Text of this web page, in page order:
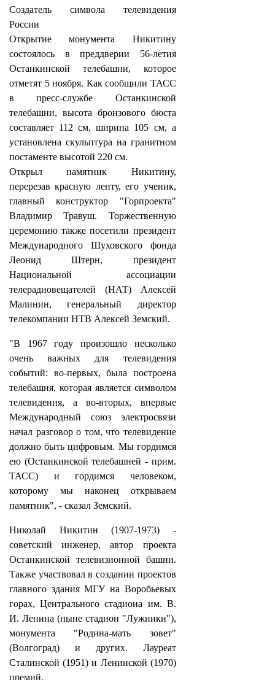
Создатель символа телевидения
России
Открытие монумента Никитину
состоялось в преддверии 56-летия
Останкинской телебашни, которое
отметят 5 ноября. Как сообщили ТАСС
в пресс-службе Останкинской
телебашни, высота бронзового бюста
составляет 112 см, ширина 105 см, а
установлена скульптура на гранитном
постаменте высотой 220 см.
Открыл памятник Никитину,
перерезав красную ленту, его ученик,
главный конструктор "Горпроекта"
Владимир Травуш. Торжественную
церемонию также посетили президент
Международного Шуховского фонда
Леонид Штерн, президент
Национальной ассоциации
телерадиовещателей (НАТ) Алексей
Малинин, генеральный директор
телекомпании НТВ Алексей Земский.
"В 1967 году произошло несколько
очень важных для телевидения
событий: во-первых, была построена
телебашня, которая является символом
телевидения, а во-вторых, впервые
Международный союз электросвязи
начал разговор о том, что телевидение
должно быть цифровым. Мы гордимся
ею (Останкинской телебашней - прим.
ТАСС) и гордимся человеком,
которому мы наконец открываем
памятник", - сказал Земский.
Николай Никитин (1907-1973) -
советский инженер, автор проекта
Останкинской телевизионной башни.
Также участвовал в создании проектов
главного здания МГУ на Воробьевых
горах, Центрального стадиона им. В.
И. Ленина (ныне стадион "Лужники"),
монумента "Родина-мать зовет"
(Волгоград) и других. Лауреат
Сталинской (1951) и Ленинской (1970)
премий.